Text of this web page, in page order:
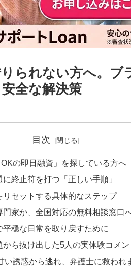
られない方へ。ブ
全な解決策
目次
の即日融資」を探している方へ
終止符を打つ「正しい手順」
セットする具体的なステップ
門家か、全国対応の無料相談窓口
平穏な日常を取り戻すために
ら抜け出した5人の実体験コメン
誘惑から逃れ、弁護士に救われ